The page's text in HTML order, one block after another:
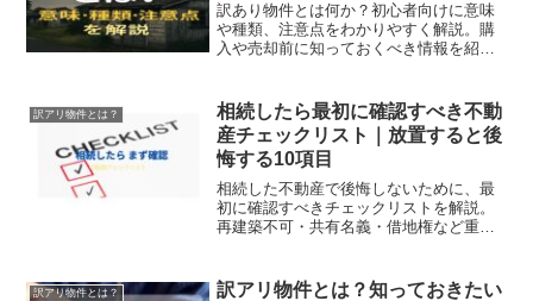
訳あり物件とは何か？初心者向けに意味
や種類、注意点をわかりやすく解説。購
入や売却前に知っておくべき情報を紹
訳アリ物件とは？
相続したら最初に確認すべき不動
産チェックリスト｜放置すると後
悔する10項目
相続した不動産で後悔しないために、最
初に確認すべきチェックリストを解説。
再建築不可・共有名義・借地権など重要
訳アリ物件とは？
訳アリ物件とは？知っておきたい